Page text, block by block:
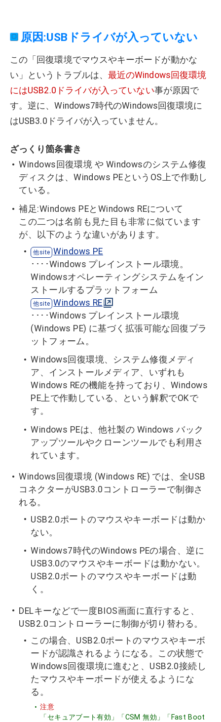
原因:USBドライバが入っていない
この「回復環境でマウスやキーボードが動かな
い」というトラブルは、 最近のWindows回復環境
にはUSB2.0ドライバが入っていない事が原因で
す。逆に、Windows7時代のWindows回復環境に
はUSB3.0ドライバが入っていません。
ざっくり箇条書き
Windows回復環境 や Windowsのシステム修復
ディスクは、Windows PEというOS上で作動し
ている。
補足:Windows PEとWindows REについて
この二つは名前も見た目も非常に似ています
が、以下のような違いがあります。
Windows PE
････Windows プレインストール環境。
Windowsオペレーティングシステムをイン
ストールするプラットフォーム
Windows RE
････Windows プレインストール環境
(Windows PE) に基づく拡張可能な回復プラ
ットフォーム。
Windows回復環境、システム修復メディ
ア、インストールメディア、いずれも
Windows REの機能を持っており、Windows
PE上で作動している、という解釈でOKで
す。
Windows PEは、他社製の Windows バック
アップツールやクローンツールでも利用さ
れています。
Windows回復環境 (Windows RE) では、全USB
コネクターがUSB3.0コントローラーで制御さ
れる。
USB2.0ポートのマウスやキーボードは動か
ない。
Windows7時代のWindows PEの場合、逆に
USB3.0のマウスやキーボードは動かない。
USB2.0ポートのマウスやキーボードは動
く。
DELキーなどで一度BIOS画面に直行すると、
USB2.0コントローラーに制御が切り替わる。
この場合、USB2.0ポートのマウスやキーボ
ードが認識されるようになる。この状態で
Windows回復環境に進むと、USB2.0接続し
たマウスやキーボードが使えるようにな
る。
注意
「セキュアブート有効」「CSM 無効」「Fast Boot